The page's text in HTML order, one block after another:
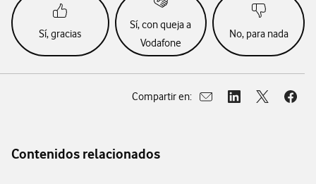
Sí, gracias
Sí, con queja a
Vodafone
No, para nada
Compartir en:
Abrir ventana para
Abrir ventana
Abrir Abrir
Contenidos relacionados